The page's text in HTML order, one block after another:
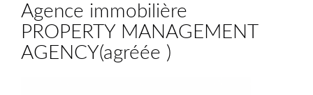
Agence immobilière
PROPERTY MANAGEMENT
AGENCY(agréée )